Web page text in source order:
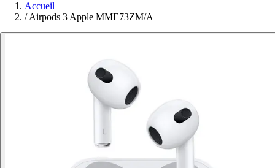
Accueil
/ Airpods 3 Apple MME73ZM/A